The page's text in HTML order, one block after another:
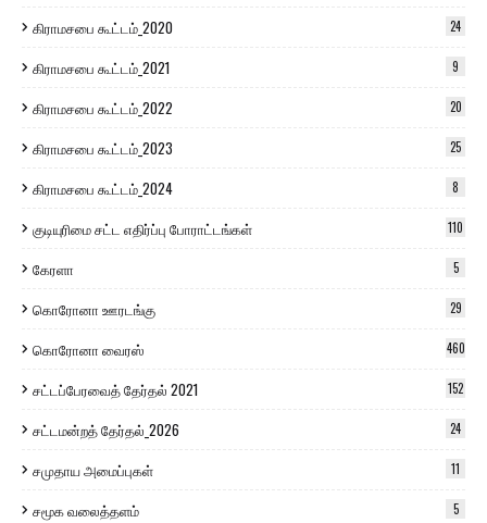
கிராமசபை கூட்டம்_2020 24
கிராமசபை கூட்டம்_2021 9
கிராமசபை கூட்டம்_2022 20
கிராமசபை கூட்டம்_2023 25
கிராமசபை கூட்டம்_2024 8
குடியுரிமை சட்ட எதிர்ப்பு போராட்டங்கள் 110
கேரளா 5
கொரோனா ஊரடங்கு 29
கொரோனா வைரஸ் 460
சட்டப்பேரவைத் தேர்தல் 2021 152
சட்டமன்றத் தேர்தல்_2026 24
சமுதாய அமைப்புகள் 11
சமூக வலைத்தளம் 5